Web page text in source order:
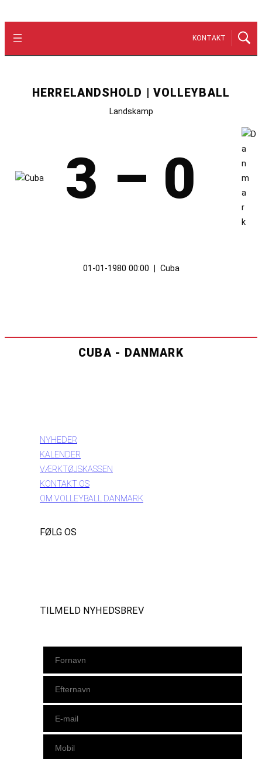
KONTAKT
HERRELANDSHOLD | VOLLEYBALL
Landskamp
3 – 0
01-01-1980 00:00 Cuba
CUBA - DANMARK
NYHEDER
KALENDER
VÆRKTØJSKASSEN
KONTAKT OS
OM VOLLEYBALL DANMARK
FØLG OS
TILMELD NYHEDSBREV